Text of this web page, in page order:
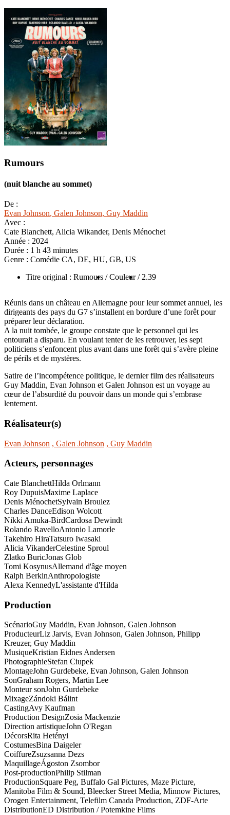
Rumours
(nuit blanche au sommet)
De :
Evan Johnson, Galen Johnson, Guy Maddin
Avec :
Cate Blanchett, Alicia Wikander, Denis Ménochet
Année : 2024
Durée : 1 h 43 minutes
Genre : Comédie CA, DE, HU, GB, US
Titre original : Rumours / Couleur / 2.39
Réunis dans un château en Allemagne pour leur sommet annuel, les
dirigeants des pays du G7 s’installent en bordure d’une forêt pour
préparer leur déclaration.
A la nuit tombée, le groupe constate que le personnel qui les
entourait a disparu. En voulant tenter de les retrouver, les sept
politiciens s’enfoncent plus avant dans une forêt qui s’avère pleine
de périls et de mystères.
Satire de l’incompétence politique, le dernier film des réalisateurs
Guy Maddin, Evan Johnson et Galen Johnson est un voyage au
cœur de l’absurdité du pouvoir dans un monde qui s’embrase
lentement.
Réalisateur(s)
Evan Johnson , Galen Johnson , Guy Maddin
Acteurs, personnages
Cate BlanchettHilda Orlmann
Roy DupuisMaxime Laplace
Denis MénochetSylvain Broulez
Charles DanceEdison Wolcott
Nikki Amuka-BirdCardosa Dewindt
Rolando RavelloAntonio Lamorle
Takehiro HiraTatsuro Iwasaki
Alicia VikanderCelestine Sproul
Zlatko BuricJonas Glob
Tomi KosynusAllemand d'âge moyen
Ralph BerkinAnthropologiste
Alexa KennedyL'assistante d'Hilda
Production
ScénarioGuy Maddin, Evan Johnson, Galen Johnson
ProducteurLiz Jarvis, Evan Johnson, Galen Johnson, Philipp
Kreuzer, Guy Maddin
MusiqueKristian Eidnes Andersen
PhotographieStefan Ciupek
MontageJohn Gurdebeke, Evan Johnson, Galen Johnson
SonGraham Rogers, Martin Lee
Monteur sonJohn Gurdebeke
MixageZándoki Bálint
CastingAvy Kaufman
Production DesignZosia Mackenzie
Direction artistiqueJohn O'Regan
DécorsRita Hetényi
CostumesBina Daigeler
CoiffureZsuzsanna Dezs
MaquillageÁgoston Zsombor
Post-productionPhilip Stilman
ProductionSquare Peg, Buffalo Gal Pictures, Maze Picture,
Manitoba Film & Sound, Bleecker Street Media, Minnow Pictures,
Orogen Entertainment, Telefilm Canada Production, ZDF-Arte
DistributionED Distribution / Potemkine Films